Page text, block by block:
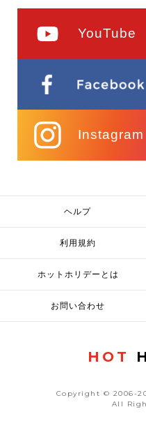
YouTube
Instagram
ヘルプ
利用規約
ホットホリデーとは
お問い合わせ
HOT
Copyright © 2006-
All